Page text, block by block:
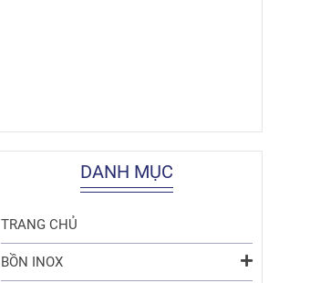
DANH MỤC
TRANG CHỦ
BỒN INOX